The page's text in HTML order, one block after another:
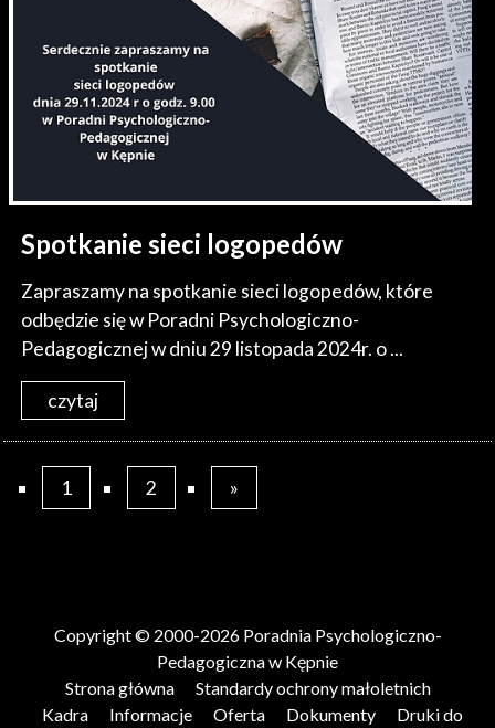
Spotkanie sieci logopedów
Zapraszamy na spotkanie sieci logopedów, które
odbędzie się w Poradni Psychologiczno-
Pedagogicznej w dniu 29 listopada 2024r. o ...
czytaj
1 2 »
Copyright © 2000-2026 Poradnia Psychologiczno-
Pedagogiczna w Kępnie
Strona główna
Standardy ochrony małoletnich
Kadra
Informacje Oferta Dokumenty Druki do